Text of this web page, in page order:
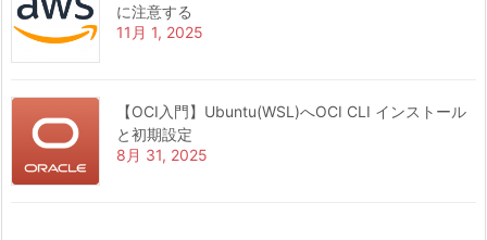
に注意する
11月 1, 2025
【OCI入門】Ubuntu(WSL)へOCI CLI インストール
と初期設定
8月 31, 2025